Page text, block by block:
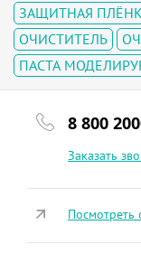
ЗАЩИТНАЯ
ОЧИСТИТЕЛЬ
ПАСТА
8 800
Заказать
Посмотреть